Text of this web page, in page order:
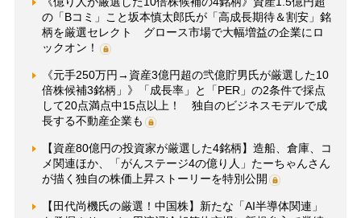
の「Bコミ」こと坂本慎太郎氏が「高成長期待＆割安」銘
柄を厳選セレクト グロース市場で大幅増益の企業にロ
ックオン！
《元手250万円→資産3億円超の弐億貯男氏が厳選した10
倍株候補3銘柄」》「成長率」と「PER」の2条件で採点
して20点満点中15点以上！ 独自のビジネスモデルで成
長する不動産企業も
【資産80億円の投資家が厳選した4銘柄】造船、倉庫、コ
メ関連ほか、「がんステージ4の億り人」たーちゃんさん
が描く独自の株価上昇ストーリーを特別公開
【田代尚機氏の厳選！中国株】新たな「AI半導体関連」